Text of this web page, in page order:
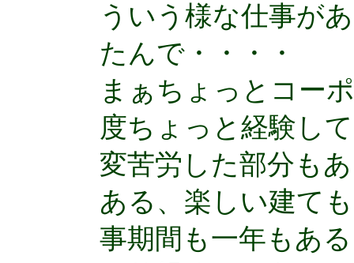
ういう様な仕事が
たんで・・・・
まぁちょっとコー
度ちょっと経験し
変苦労した部分も
ある、楽しい建て
事期間も一年もあ